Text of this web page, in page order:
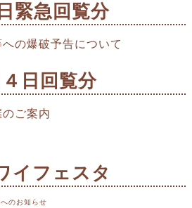
緊急回覧分
の爆破予告について
日回覧分
ご案内
イフェスタ
のお知らせ